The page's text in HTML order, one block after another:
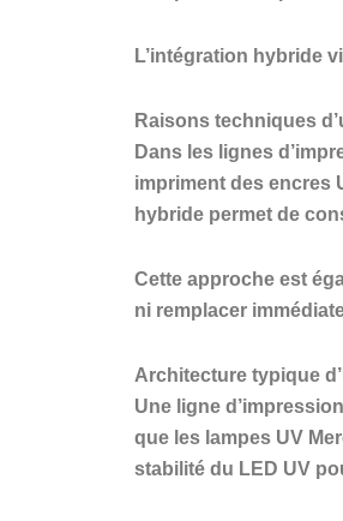
L’intégration hybride
Raisons techniques
Dans les lignes
impriment des encres
hybride permet de
Cette approche est
ni remplacer
Architecture typique
Une ligne
que les lampes UV
stabilité du LED UV